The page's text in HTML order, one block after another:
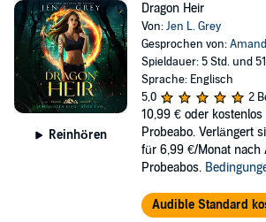
If you can't get enough of books by Patricia
K.F. Breene, Kelly St. Claire, Shannon Mayer,
Eve, then you'll love this paranormal romance.
Scroll up and buy Dragon Mate today.
©2021 Grey Valor Publishing, Inc (P)2021
Reinhören
Dragon Heir
Von:Jen L. Grey
Gesprochen von:
Spieldauer: 5 Std. und
Sprache: Englisch
5,0
2
10,99 € oder
Probeabo. Verlängert
für 6,99 €/Monat nach
Probeabos.
Audible Standard